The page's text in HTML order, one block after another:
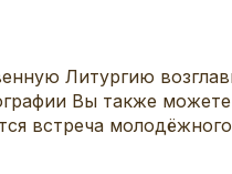
Литургию
Вы также
встреча